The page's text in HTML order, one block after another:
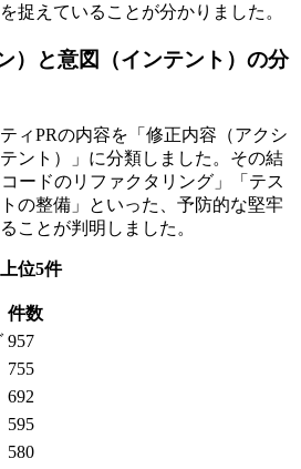
捉えていることが分かりました。
）と意図（インテント）の分
ィPRの内容を「修正内容（アクシ
ント）」に分類しました。その結
ードのリファクタリング」「テス
の整備」といった、予防的な堅牢
ことが判明しました。
位5件
件数
957
755
692
595
580